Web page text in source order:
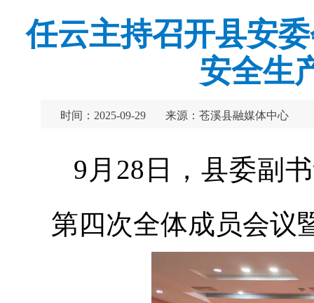
任云主持召开县安
安全生
时间：2025-09-29 来源：苍溪县融媒体中心
9月28日，县委副
第四次全体成员会议